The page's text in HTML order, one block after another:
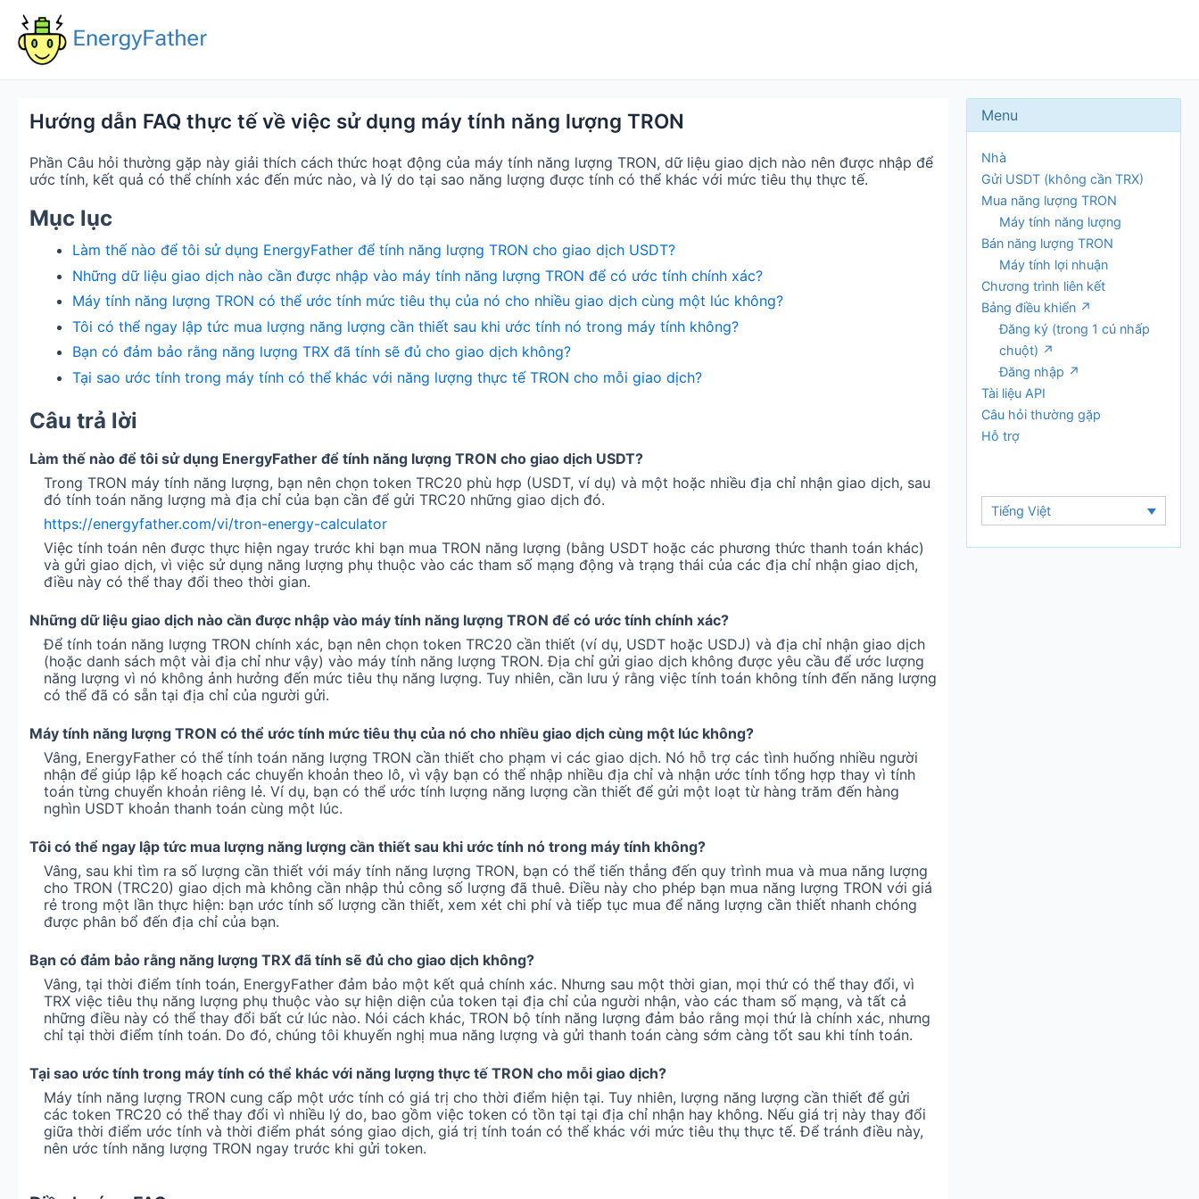
content
Hướng dẫn FAQ thực tế về việc sử dụng máy tính năng lượng TRON
Phần Câu hỏi thường gặp này giải thích cách thức hoạt động của máy tính năng lượng TRON, dữ liệu giao dịch nào nên được nhập để
ước tính, kết quả có thể chính xác đến mức nào, và lý do tại sao năng lượng được tính có thể khác với mức tiêu thụ thực tế.
Mục lục
Làm thế nào để tôi sử dụng EnergyFather để tính năng lượng TRON cho giao dịch USDT?
Những dữ liệu giao dịch nào cần được nhập vào máy tính năng lượng TRON để có ước tính chính xác?
Máy tính năng lượng TRON có thể ước tính mức tiêu thụ của nó cho nhiều giao dịch cùng một lúc không?
Tôi có thể ngay lập tức mua lượng năng lượng cần thiết sau khi ước tính nó trong máy tính không?
Bạn có đảm bảo rằng năng lượng TRX đã tính sẽ đủ cho giao dịch không?
Tại sao ước tính trong máy tính có thể khác với năng lượng thực tế TRON cho mỗi giao dịch?
Câu trả lời
Làm thế nào để tôi sử dụng EnergyFather để tính năng lượng TRON cho giao dịch USDT?
Trong TRON máy tính năng lượng, bạn nên chọn token TRC20 phù hợp (USDT, ví dụ) và một hoặc nhiều địa chỉ nhận giao dịch, sau
đó tính toán năng lượng mà địa chỉ của bạn cần để gửi TRC20 những giao dịch đó.
https://energyfather.com/vi/tron-energy-calculator
Việc tính toán nên được thực hiện ngay trước khi bạn mua TRON năng lượng (bằng USDT hoặc các phương thức thanh toán khác)
và gửi giao dịch, vì việc sử dụng năng lượng phụ thuộc vào các tham số mạng động và trạng thái của các địa chỉ nhận giao dịch,
điều này có thể thay đổi theo thời gian.
Những dữ liệu giao dịch nào cần được nhập vào máy tính năng lượng TRON để có ước tính chính xác?
Để tính toán năng lượng TRON chính xác, bạn nên chọn token TRC20 cần thiết (ví dụ, USDT hoặc USDJ) và địa chỉ nhận giao dịch
(hoặc danh sách một vài địa chỉ như vậy) vào máy tính năng lượng TRON. Địa chỉ gửi giao dịch không được yêu cầu để ước lượng
năng lượng vì nó không ảnh hưởng đến mức tiêu thụ năng lượng. Tuy nhiên, cần lưu ý rằng việc tính toán không tính đến năng lượng
có thể đã có sẵn tại địa chỉ của người gửi.
Máy tính năng lượng TRON có thể ước tính mức tiêu thụ của nó cho nhiều giao dịch cùng một lúc không?
Vâng, EnergyFather có thể tính toán năng lượng TRON cần thiết cho phạm vi các giao dịch. Nó hỗ trợ các tình huống nhiều người
nhận để giúp lập kế hoạch các chuyển khoản theo lô, vì vậy bạn có thể nhập nhiều địa chỉ và nhận ước tính tổng hợp thay vì tính
toán từng chuyển khoản riêng lẻ. Ví dụ, bạn có thể ước tính lượng năng lượng cần thiết để gửi một loạt từ hàng trăm đến hàng
nghìn USDT khoản thanh toán cùng một lúc.
Tôi có thể ngay lập tức mua lượng năng lượng cần thiết sau khi ước tính nó trong máy tính không?
Vâng, sau khi tìm ra số lượng cần thiết với máy tính năng lượng TRON, bạn có thể tiến thẳng đến quy trình mua và mua năng lượng
cho TRON (TRC20) giao dịch mà không cần nhập thủ công số lượng đã thuê. Điều này cho phép bạn mua năng lượng TRON với giá
rẻ trong một lần thực hiện: bạn ước tính số lượng cần thiết, xem xét chi phí và tiếp tục mua để năng lượng cần thiết nhanh chóng
được phân bổ đến địa chỉ của bạn.
Bạn có đảm bảo rằng năng lượng TRX đã tính sẽ đủ cho giao dịch không?
Vâng, tại thời điểm tính toán, EnergyFather đảm bảo một kết quả chính xác. Nhưng sau một thời gian, mọi thứ có thể thay đổi, vì
TRX việc tiêu thụ năng lượng phụ thuộc vào sự hiện diện của token tại địa chỉ của người nhận, vào các tham số mạng, và tất cả
những điều này có thể thay đổi bất cứ lúc nào. Nói cách khác, TRON bộ tính năng lượng đảm bảo rằng mọi thứ là chính xác, nhưng
chỉ tại thời điểm tính toán. Do đó, chúng tôi khuyến nghị mua năng lượng và gửi thanh toán càng sớm càng tốt sau khi tính toán.
Tại sao ước tính trong máy tính có thể khác với năng lượng thực tế TRON cho mỗi giao dịch?
Máy tính năng lượng TRON cung cấp một ước tính có giá trị cho thời điểm hiện tại. Tuy nhiên, lượng năng lượng cần thiết để gửi
các token TRC20 có thể thay đổi vì nhiều lý do, bao gồm việc token có tồn tại tại địa chỉ nhận hay không. Nếu giá trị này thay đổi
giữa thời điểm ước tính và thời điểm phát sóng giao dịch, giá trị tính toán có thể khác với mức tiêu thụ thực tế. Để tránh điều này,
nên ước tính năng lượng TRON ngay trước khi gửi token.
Nhà
Gửi USDT (không cần TRX)
Mua năng lượng TRON
Máy tính năng lượng
Bán năng lượng TRON
Máy tính lợi nhuận
Chương trình liên kết
Bảng điều khiển ↗
Đăng ký (trong 1 cú nhấp
chuột) ↗
Đăng nhập ↗
Tài liệu API
Câu hỏi thường gặp
Hỗ trợ
Tiếng Việt